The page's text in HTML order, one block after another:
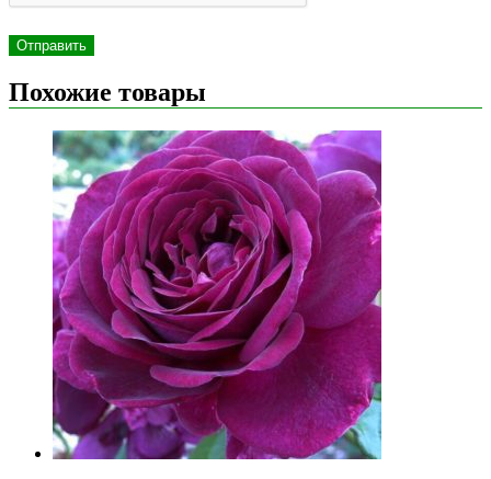
Похожие товары